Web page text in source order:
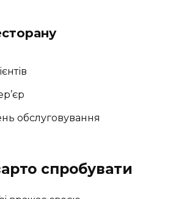
обслуговування
спробувати